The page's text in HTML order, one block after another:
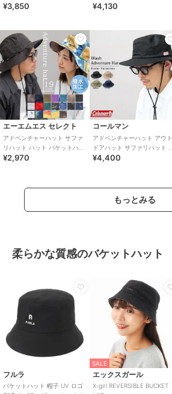
リハット アウトドアハット ハ
¥3,850
ハット サファリハット UVカ
¥4,130
エーエムエス セレクト
アドベンチャーハット サファ
リハット ハット バケットハッ
ト 撥水 帽子 水陸両用 UVカッ
¥2,970
コールマン
アドベンチャーハット アウト
ドアハット サファリハット バ
ケットハット 帽子 カジュアル
¥4,400
もっとみる
柔らかな質感のバケットハット
フルラ
バケットハット 帽子 UV ロゴ
SALE
エックスガール
X-girl REVERSIBLE BUCKET